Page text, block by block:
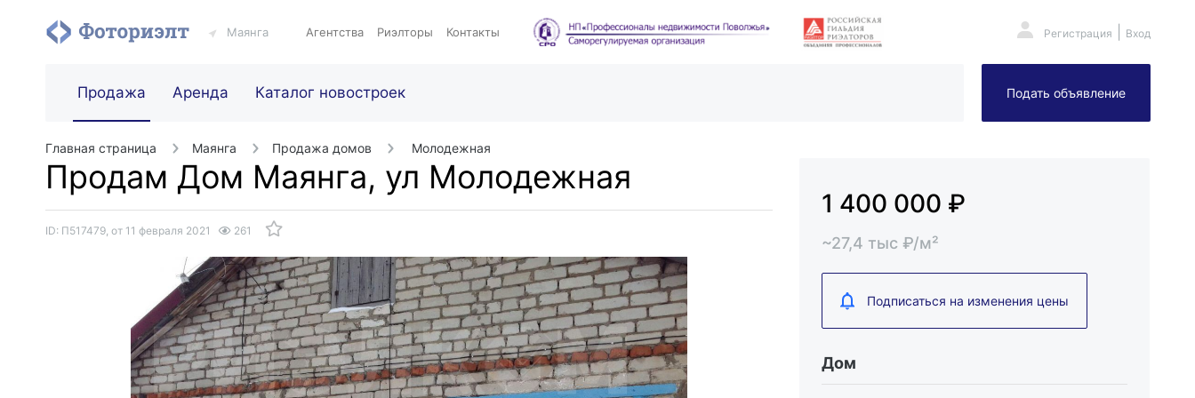
Маянга Агентства Риэлторы Контакты Регистрация Вход
Продажа Аренда Каталог новостроек Подать объявление
Главная страница Маянга Продажа домов Молодежная
Продам Дом Маянга, ул Молодежная
ID: П517479, от 11 февраля 2021 261
1 400 000 ₽
~27,4 тыс ₽/м²
Подписаться на изменения цены
Дом